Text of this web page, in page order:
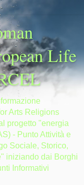
Life
Arts Religions
progetto "energia
- Punto Attività e
Sociale, Storico,
iniziando dai Borghi
Informativi